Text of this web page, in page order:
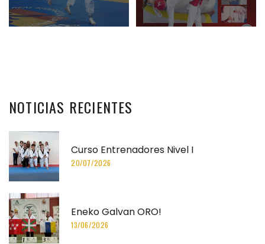
NOTICIAS RECIENTES
Curso Entrenadores Nivel I
20/07/2026
Eneko Galvan ORO!
13/06/2026